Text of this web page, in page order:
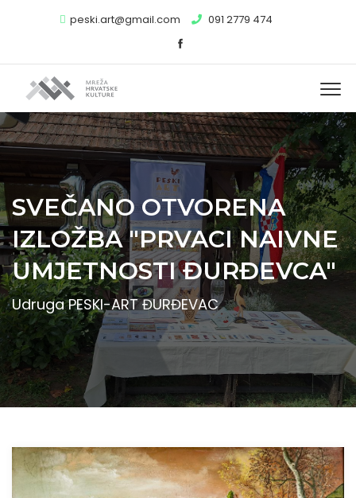
peski.art@gmail.com 091 2779 474
SVEČANO OTVORENA
IZLOŽBA "PRVACI NAIVNE
UMJETNOSTI ĐURĐEVCA"
Udruga PESKI-ART ĐURĐEVAC